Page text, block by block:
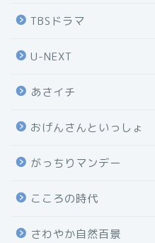
TBSドラマ
U-NEXT
あさイチ
おげんさんといっしょ
がっちりマンデー
こころの時代
さわやか自然百景